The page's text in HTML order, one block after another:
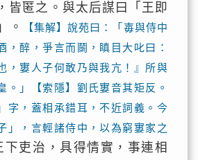
皆匿之。與太后謀曰「王即
。
【集解】說苑曰：「毐與侍中
，醉，爭言而鬬，瞋目大叱曰：
，寠人子何敢乃與我亢！』所與
。」【索隱】劉氏寠音其矩反。
字，蓋相承錯耳，不近詞義。今
」，言輕諸侍中，以為窮寠家之
下吏治，具得情實，事連相